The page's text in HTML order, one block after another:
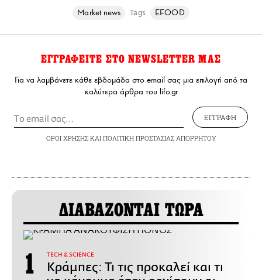
Market news Tags EFOOD
ΕΓΓΡΑΦΕΙΤΕ ΣΤΟ NEWSLETTER ΜΑΣ
Για να λαμβάνετε κάθε εβδομάδα στο email σας μια επιλογή από τα
καλύτερα άρθρα του lifo.gr
ΕΓΓΡΑΦΗ
ΟΡΟΙ ΧΡΗΣΗΣΚΑΙ ΠΟΛΙΤΙΚΗ ΠΡΟΣΤΑΣΙΑΣ ΑΠΟΡΡΗΤΟΥ
ΔΙΑΒΑΖΟΝΤΑΙ ΤΩΡΑ
ΤECH & SCIENCE
Κράμπες: Τι τις προκαλεί και τι